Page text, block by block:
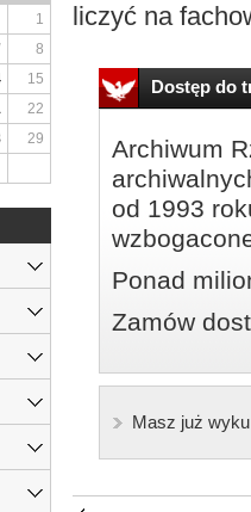
liczyć na
Dostęp do
Archiwum
od 1993
Ponad
Zamów
Masz już
1
8
15
22
29